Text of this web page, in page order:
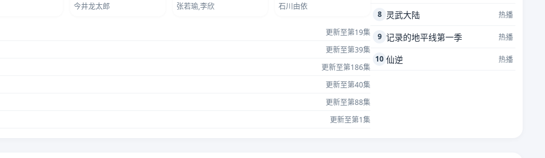
今井龙太郎 张若瑜,李欣 石川由依
更新至第19集
更新至第39集
更新至第186集
更新至第40集
更新至第88集
更新至第1集
8 灵武大陆 热播
9 记录的地平线第一季 热播
10 仙逆 热播